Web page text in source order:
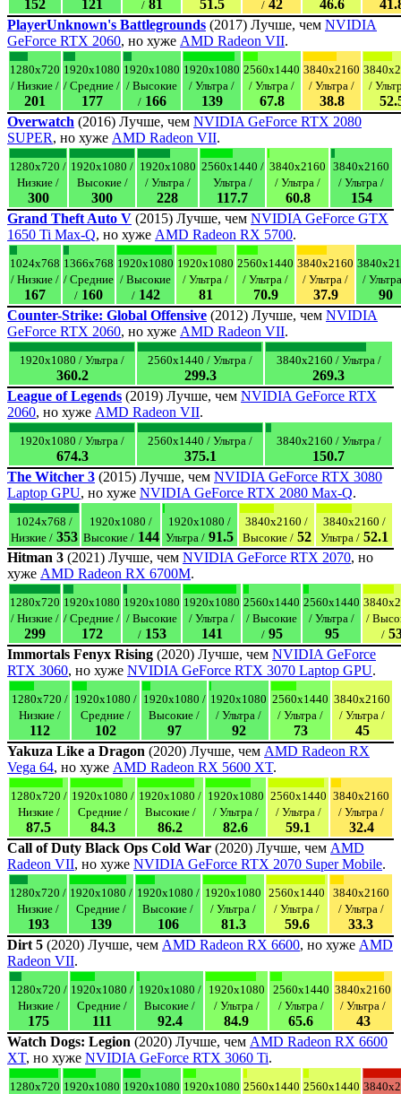
152 121 / 81 51.5 / 42 46.6
PlayerUnknown's Battlegrounds (2017) Лучше, чем NVIDIA
GeForce RTX 2060, но хуже AMD Radeon VII.
1280x720
/ Низкие /
201
1920x1080
/ Средние /
177
1920x1080
/ Высокие
/ 166
1920x1080
/ Ультра /
139
2560x1440
/ Ультра /
67.8
3840x2160
/ Ультра /
38.8
/
Overwatch (2016) Лучше, чем NVIDIA GeForce RTX 2080
SUPER, но хуже AMD Radeon VII.
1280x720 /
Низкие /
300
1920x1080 /
Высокие /
300
1920x1080
/ Ультра /
228
2560x1440 /
Ультра /
117.7
3840x2160
/ Ультра /
60.8
3840x2160
/ Ультра /
154
Grand Theft Auto V (2015) Лучше, чем NVIDIA GeForce GTX
1650 Ti Max-Q, но хуже AMD Radeon RX 5700.
1024x768
/ Низкие /
167
1366x768
/ Средние
/ 160
1920x1080
/ Высокие
/ 142
1920x1080
/ Ультра /
81
2560x1440
/ Ультра /
70.9
3840x2160
/ Ультра /
37.9
/
90
Counter-Strike: Global Offensive (2012) Лучше, чем NVIDIA
GeForce RTX 2060, но хуже AMD Radeon VII.
1920x1080 / Ультра /
360.2
2560x1440 / Ультра /
299.3
3840x2160 / Ультра /
269.3
League of Legends (2019) Лучше, чем NVIDIA GeForce RTX
2060, но хуже AMD Radeon VII.
1920x1080 / Ультра /
674.3
2560x1440 / Ультра /
375.1
3840x2160 / Ультра /
150.7
The Witcher 3 (2015) Лучше, чем NVIDIA GeForce RTX 3080
Laptop GPU, но хуже NVIDIA GeForce RTX 2080 Max-Q.
1024x768 /
Низкие / 353
1920x1080 /
Высокие / 144
1920x1080 /
Ультра / 91.5
3840x2160 /
Высокие / 52
3840x2160 /
Ультра / 52.1
Hitman 3 (2021) Лучше, чем NVIDIA GeForce RTX 2070, но
хуже AMD Radeon RX 6700M.
1280x720
/ Низкие /
299
1920x1080
/ Средние /
172
1920x1080
/ Высокие
/ 153
1920x1080
/ Ультра /
141
2560x1440
/ Высокие
/ 95
2560x1440
/ Ультра /
95
/
/
Immortals Fenyx Rising (2020) Лучше, чем NVIDIA GeForce
RTX 3060, но хуже NVIDIA GeForce RTX 3070 Laptop GPU.
1280x720 /
Низкие /
112
1920x1080 /
Средние /
102
1920x1080 /
Высокие /
97
1920x1080
/ Ультра /
92
2560x1440
/ Ультра /
73
3840x2160
/ Ультра /
45
Yakuza Like a Dragon (2020) Лучше, чем AMD Radeon RX
Vega 64, но хуже AMD Radeon RX 5600 XT.
1280x720 /
Низкие /
87.5
1920x1080 /
Средние /
84.3
1920x1080 /
Высокие /
86.2
1920x1080
/ Ультра /
82.6
2560x1440
/ Ультра /
59.1
3840x2160
/ Ультра /
32.4
Call of Duty Black Ops Cold War (2020) Лучше, чем AMD
Radeon VII, но хуже NVIDIA GeForce RTX 2070 Super Mobile.
1280x720 /
Низкие /
193
1920x1080 /
Средние /
139
1920x1080 /
Высокие /
106
1920x1080
/ Ультра /
81.3
2560x1440
/ Ультра /
59.6
3840x2160
/ Ультра /
33.3
Dirt 5 (2020) Лучше, чем AMD Radeon RX 6600, но хуже AMD
Radeon VII.
1280x720 /
Низкие /
175
1920x1080 /
Средние /
111
1920x1080 /
Высокие /
92.4
1920x1080
/ Ультра /
84.9
2560x1440
/ Ультра /
65.6
3840x2160
/ Ультра /
43
Watch Dogs: Legion (2020) Лучше, чем AMD Radeon RX 6600
XT, но хуже NVIDIA GeForce RTX 3060 Ti.
1280x720 1920x1080 1920x1080 1920x1080 2560x1440 2560x1440